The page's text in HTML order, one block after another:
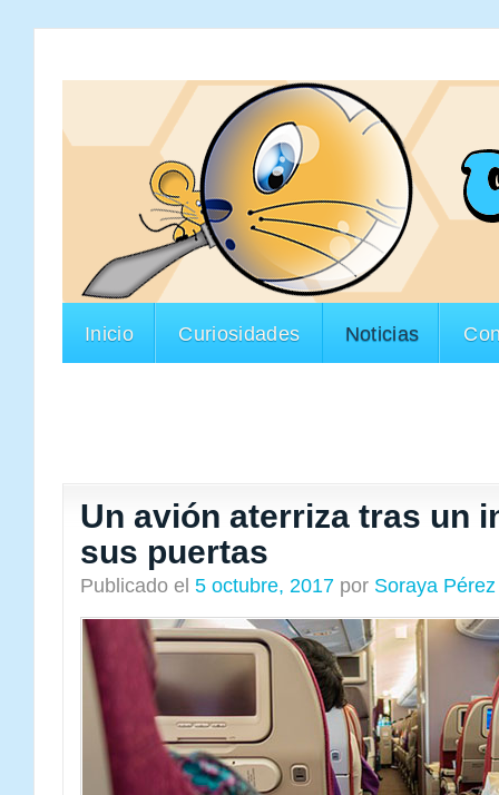
Inicio Curiosidades Noticias
Un avión aterriza tras un
sus puertas
Publicado el 5 octubre, 2017 por Soraya Pérez